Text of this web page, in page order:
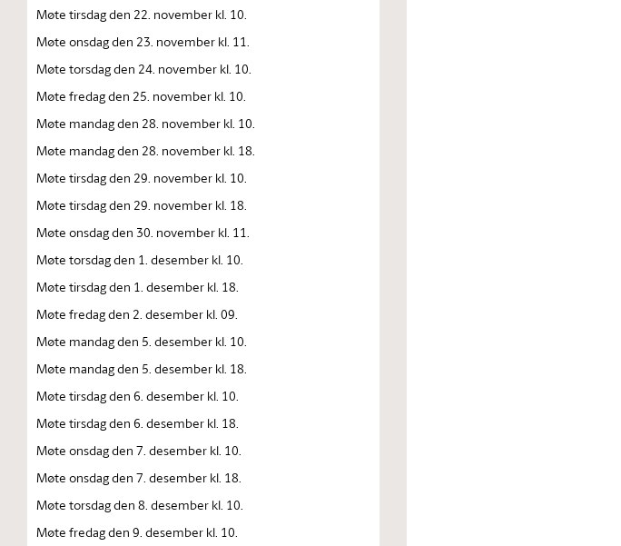
Møte tirsdag den 22. november kl. 10.
Møte onsdag den 23. november kl. 11.
Møte torsdag den 24. november kl. 10.
Møte fredag den 25. november kl. 10.
Møte mandag den 28. november kl. 10.
Møte mandag den 28. november kl. 18.
Møte tirsdag den 29. november kl. 10.
Møte tirsdag den 29. november kl. 18.
Møte onsdag den 30. november kl. 11.
Møte torsdag den 1. desember kl. 10.
Møte tirsdag den 1. desember kl. 18.
Møte fredag den 2. desember kl. 09.
Møte mandag den 5. desember kl. 10.
Møte mandag den 5. desember kl. 18.
Møte tirsdag den 6. desember kl. 10.
Møte tirsdag den 6. desember kl. 18.
Møte onsdag den 7. desember kl. 10.
Møte onsdag den 7. desember kl. 18.
Møte torsdag den 8. desember kl. 10.
Møte fredag den 9. desember kl. 10.